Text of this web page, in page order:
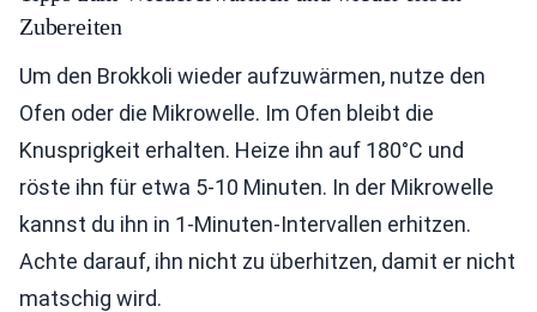
Zubereiten
Um den Brokkoli wieder aufzuwärmen, nutze den
Ofen oder die Mikrowelle. Im Ofen bleibt die
Knusprigkeit erhalten. Heize ihn auf 180°C und
röste ihn für etwa 5-10 Minuten. In der Mikrowelle
kannst du ihn in 1-Minuten-Intervallen erhitzen.
Achte darauf, ihn nicht zu überhitzen, damit er nicht
matschig wird.